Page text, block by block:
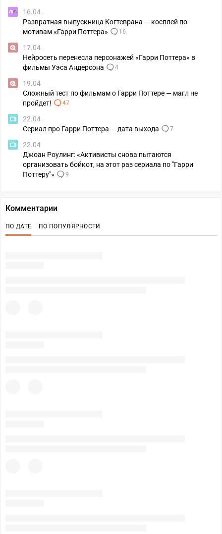
16.04
Развратная выпускница Когтеврана — косплей по
мотивам «Гарри Поттера»
16
17.04
Нейросеть перенесла персонажей «Гарри Поттера» в
фильмы Уэса Андерсона
4
19.04
Сложный тест по фильмам о Гарри Поттере — магл не
пройдет!
47
22.04
Сериал про Гарри Поттера — дата выхода
7
22.04
Джоан Роулинг: «Активисты снова пытаются
организовать бойкот, на этот раз сериала по "Гарри
Поттеру"»
9
Комментарии
ПО ДАТЕ ПО ПОПУЛЯРНОСТИ